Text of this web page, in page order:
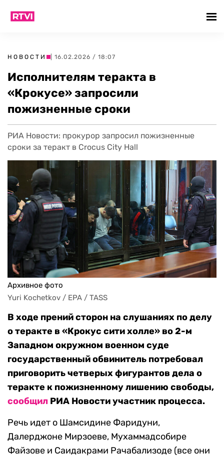
НОВОСТИ | 16.02.2026 / 18:07
Исполнителям теракта в
«Крокусе» запросили
пожизненные сроки
РИА Новости: прокурор запросил пожизненные
сроки за теракт в Crocus City Hall
Архивное фото
Yuri Kochetkov / EPA / TASS
В ходе прений сторон на слушаниях по делу
о теракте в «Крокус сити холле» во 2-м
Западном окружном военном суде
государственный обвинитель потребовал
приговорить четверых фигурантов дела о
теракте к пожизненному лишению свободы,
сообщил РИА Новости участник процесса.
Речь идет о Шамсидине Фаридуни,
Далерджоне Мирзоеве, Мухаммадсобире
Файзове и Саидакрами Рачабализоде (все они